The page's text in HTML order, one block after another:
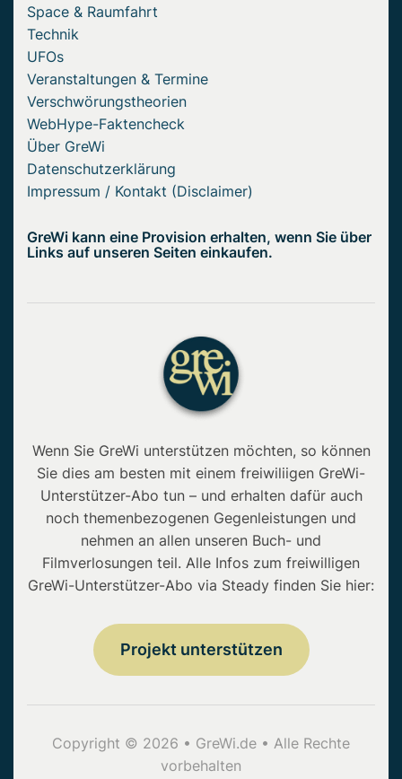
Space & Raumfahrt
Technik
UFOs
Veranstaltungen & Termine
Verschwörungstheorien
WebHype-Faktencheck
Über GreWi
Datenschutzerklärung
Impressum / Kontakt (Disclaimer)
GreWi kann eine Provision erhalten, wenn Sie über
Links auf unseren Seiten einkaufen.
Wenn Sie GreWi unterstützen möchten, so können
Sie dies am besten mit einem freiwiliigen GreWi-
Unterstützer-Abo tun – und erhalten dafür auch
noch themenbezogenen Gegenleistungen und
nehmen an allen unseren Buch- und
Filmverlosungen teil. Alle Infos zum freiwilligen
GreWi-Unterstützer-Abo via Steady finden Sie hier:
Projekt unterstützen
Copyright © 2026 • GreWi.de • Alle Rechte
vorbehalten